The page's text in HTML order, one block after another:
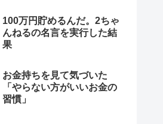
100万円貯めるんだ。2ちゃ
んねるの名言を実行した結
果
お金持ちを見て気づいた
「やらない方がいいお金の
習慣」